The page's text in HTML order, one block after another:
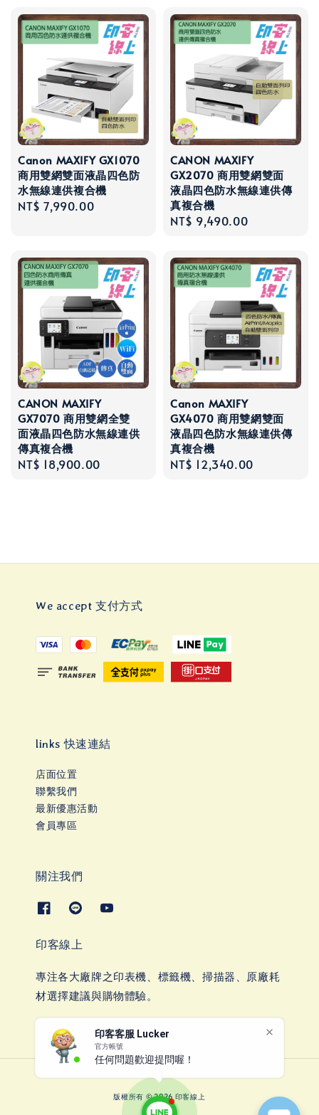
印客客服 Lucker
官方帳號
任何問題歡迎提問喔！
Canon MAXIFY GX1070
商用雙網雙面液晶四色防
水無線連供複合機
Regular
NT$ 7,990.00
CANON MAXIFY
GX2070 商用雙網雙面
液晶四色防水無線連供傳
真複合機
Regular
NT$ 9,490.00
CANON MAXIFY
GX7070 商用雙網全雙
面液晶四色防水無線連供
傳真複合機
Regular
NT$ 18,900.00
Canon MAXIFY
GX4070 商用雙網雙面
液晶四色防水無線連供傳
真複合機
Regular
NT$ 12,340.00
We accept 支付方式
links 快速連結
店面位置
聯繫我們
最新優惠活動
會員專區
關注我們
印客線上
專注各大廠牌之印表機、標籤機、掃描器、原廠耗
材選擇建議與購物體驗。
版權所有 © 2026 印客線上